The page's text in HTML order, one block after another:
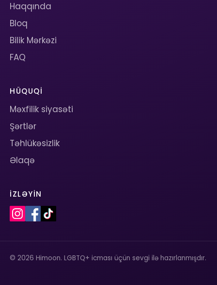
Haqqında
Bloq
Bilik Mərkəzi
FAQ
HÜQUQI
Məxfilik siyasəti
Şərtlər
Təhlükəsizlik
Əlaqə
İZLƏYIN
© 2026 Himoon. LGBTQ+ icması üçün sevgi ilə hazırlanmışdır.